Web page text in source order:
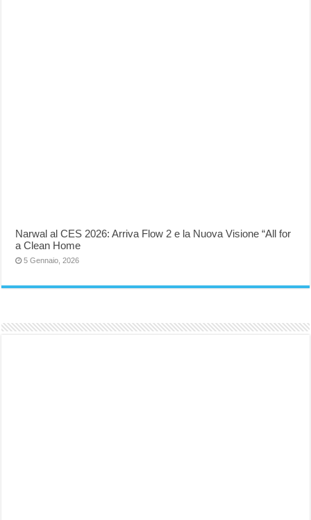
Narwal al CES 2026: Arriva Flow 2 e la Nuova Visione “All for
a Clean Home
5 Gennaio, 2026